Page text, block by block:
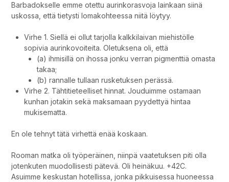
Barbadokselle emme otettu aurinkorasvoja lainkaan siinä
uskossa, että tietysti lomakohteessa niitä löytyy.
Virhe 1. Siellä ei ollut tarjolla kalkkilaivan miehistölle
sopivia aurinkovoiteita. Oletuksena oli, että
(a) ihmisillä on ihossa jonku verran pigmenttiä omasta
takaa;
(b) rannalle tullaan rusketuksen perässä.
Virhe 2. Tähtitieteelliset hinnat. Jouduimme ostamaan
kunhan jotakin sekä maksamaan pyydettyä hintaa
mukisematta.
En ole tehnyt tätä virhettä enää koskaan.
Rooman matka oli työperäinen, niinpä vaatetuksen piti olla
jotenkuten muodollisesti pätevä. Oli heinäkuu. +42C.
Asuimme keskustan hotellissa, jonka pikkuisessa huoneessa